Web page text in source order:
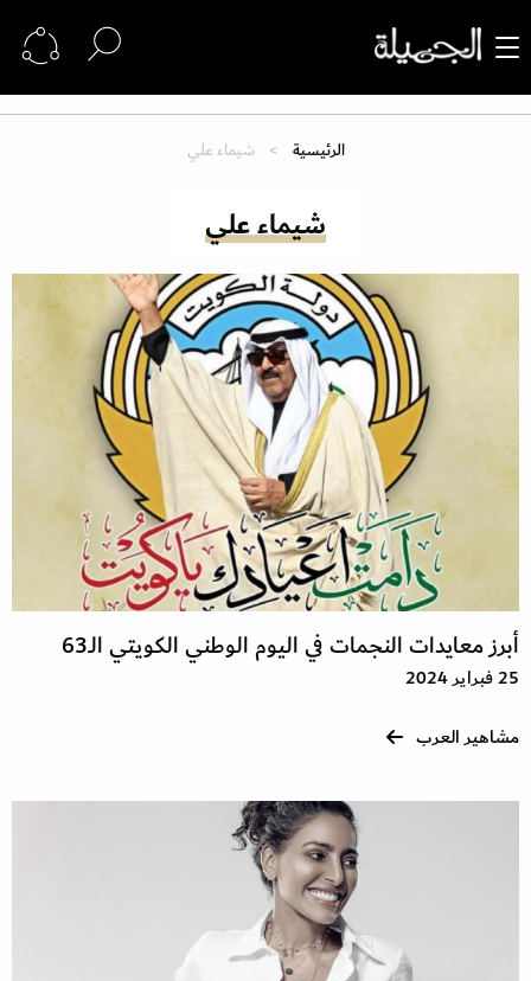
الرئيسية شيماء علي
شيماء علي
أبرز معايدات النجمات في اليوم الوطني الكويتي الـ63
25 فبراير 2024
مشاهير العرب